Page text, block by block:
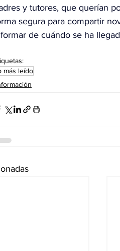
y tutores, que querían
segura para compartir
de cuándo se ha
más leído